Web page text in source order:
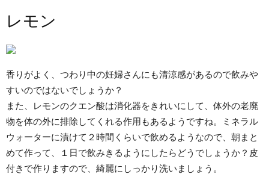
レモン
香りがよく、つわり中の妊婦さんにも清涼感があるので飲みや
すいのではないでしょうか？
また、レモンのクエン酸は消化器をきれいにして、体外の老廃
物を体の外に排除してくれる作用もあるようですね。ミネラル
ウォーターに漬けて２時間くらいで飲めるようなので、朝まと
めて作って、１日で飲みきるようにしたらどうでしょうか？皮
付きで作りますので、綺麗にしっかり洗いましょう。